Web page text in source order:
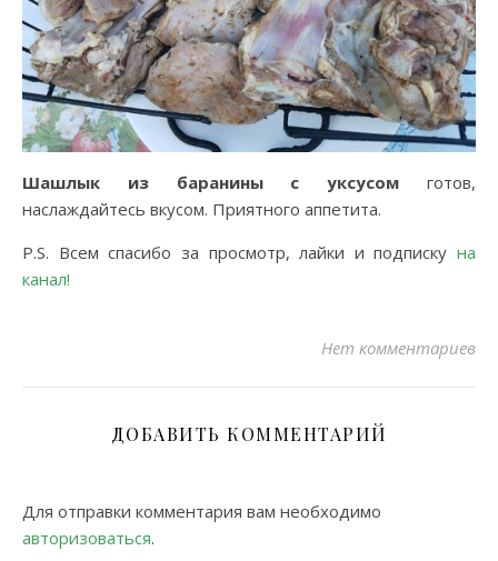
Шашлык из баранины с уксусом готов,
наслаждайтесь вкусом. Приятного аппетита.
P.S. Всем спасибо за просмотр, лайки и подписку на
канал!
Нет комментариев
ДОБАВИТЬ КОММЕНТАРИЙ
Для отправки комментария вам необходимо
авторизоваться.